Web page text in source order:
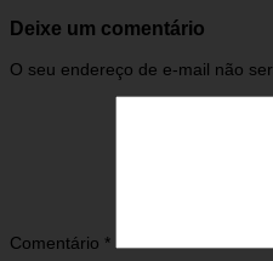
Deixe um comentário
O seu endereço de e-mail não
Comentário *